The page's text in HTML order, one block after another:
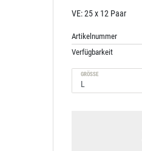
VE: 25 x 12 Paar
Artikelnummer
Verfügbarkeit
GRÖSSE